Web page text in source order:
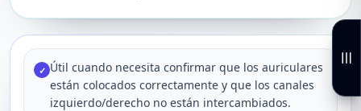
✓ Útil cuando necesita confirmar que los auriculares
están colocados correctamente y que los canales
izquierdo/derecho no están intercambiados.